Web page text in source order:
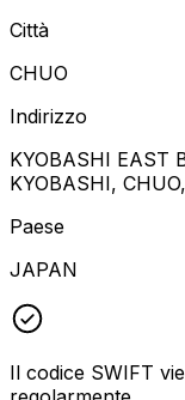
Città
CHUO
Indirizzo
KYOBASHI EAST
KYOBASHI,
Paese
JAPAN
Il codice SWIFT